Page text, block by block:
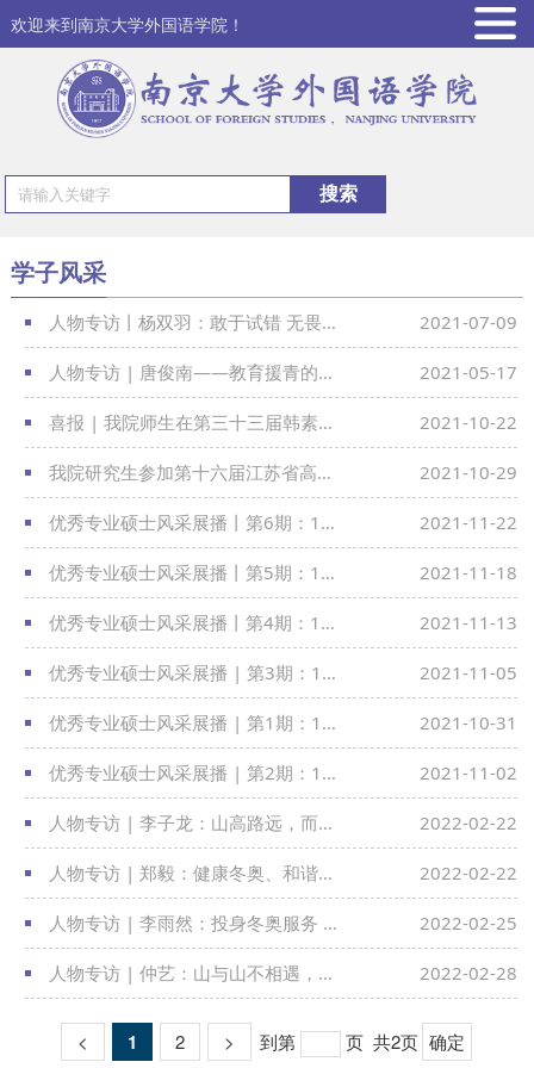
欢迎来到南京大学外国语学院！
学子风采
人物专访丨杨双羽：敢于试错 无畏前行 2021-07-09
人物专访 | 唐俊南——教育援青的点点滴滴 2021-05-17
喜报 | 我院师生在第三十三届韩素音国际翻译大赛中获得佳绩 2021-10-22
我院研究生参加第十六届江苏省高校外语专业研究生学术论坛 2021-10-29
优秀专业硕士风采展播丨第6期：18级英语笔译范文澜 2021-11-22
优秀专业硕士风采展播丨第5期：17级日语翻硕高岑 2021-11-18
优秀专业硕士风采展播丨第4期：12级法语翻硕赵苓岑 2021-11-13
优秀专业硕士风采展播 | 第3期：17级英语笔译沈家豪 2021-11-05
优秀专业硕士风采展播 | 第1期：19级法语笔译王若旭 2021-10-31
优秀专业硕士风采展播 | 第2期：15级日语笔译皇甫谚帝 2021-11-02
人物专访 | 李子龙：山高路远，而风光无限——记青海支教行 2022-02-22
人物专访 | 郑毅：健康冬奥、和谐冬奥、文化冬奥 2022-02-22
人物专访 | 李雨然：投身冬奥服务 展现青年担当 2022-02-25
人物专访 | 仲艺：山与山不相遇，人与人常相逢——记青海支教行 2022-02-28
< 1 2 > 到第 页 共2页 确定